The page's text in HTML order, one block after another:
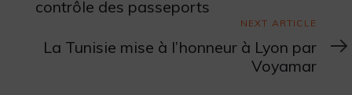
contrôle des passeports
Article
NEXT ARTICLE
La Tunisie mise à l’honneur à Lyon par
Voyamar